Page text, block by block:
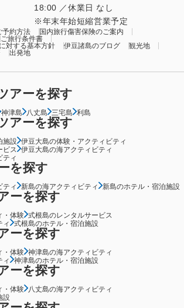
18:00 ／休業日 なし
年末年始短縮営業予定
予約方法
国内旅行傷害保険のご案内
ご旅行条件書
対する基本方針
伊豆諸島のブログ
観光地
出発地
アーを探す
神津島 八丈島 三宅島 利島
アーを探す
施設 伊豆大島の体験・アクティビティ
ビス 伊豆大島の海アクティビティ
ティ
を探す
ティ 新島の海アクティビティ 新島のホテル・宿泊施設
ーを探す
・体験 式根島のレンタルサービス
ィ
式根島のホテル・宿泊施設
ーを探す
・体験 神津島の海アクティビティ
ィ
神津島のホテル・宿泊施設
ーを探す
・体験 八丈島の海アクティビティ
設